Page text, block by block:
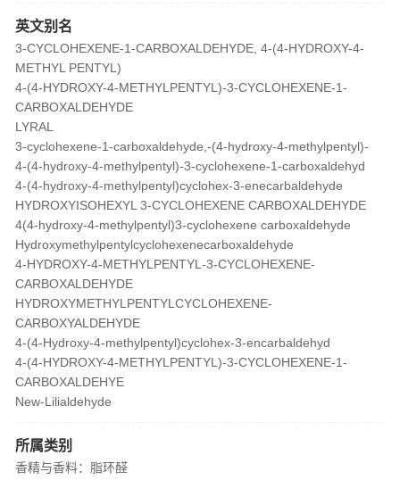
英文别名
3-CYCLOHEXENE-1-CARBOXALDEHYDE, 4-(4-HYDROXY-4-
METHYL PENTYL)
4-(4-HYDROXY-4-METHYLPENTYL)-3-CYCLOHEXENE-1-
CARBOXALDEHYDE
LYRAL
3-cyclohexene-1-carboxaldehyde,-(4-hydroxy-4-methylpentyl)-
4-(4-hydroxy-4-methylpentyl)-3-cyclohexene-1-carboxaldehyd
4-(4-hydroxy-4-methylpentyl)cyclohex-3-enecarbaldehyde
HYDROXYISOHEXYL 3-CYCLOHEXENE CARBOXALDEHYDE
4(4-hydroxy-4-methylpentyl)3-cyclohexene carboxaldehyde
Hydroxymethylpentylcyclohexenecarboxaldehyde
4-HYDROXY-4-METHYLPENTYL-3-CYCLOHEXENE-
CARBOXALDEHYDE
HYDROXYMETHYLPENTYLCYCLOHEXENE-
CARBOXYALDEHYDE
4-(4-Hydroxy-4-methylpentyl)cyclohex-3-encarbaldehyd
4-(4-HYDROXY-4-METHYLPENTYL)-3-CYCLOHEXENE-1-
CARBOXALDEHYE
New-Lilialdehyde
所属类别
香精与香料：脂环醛